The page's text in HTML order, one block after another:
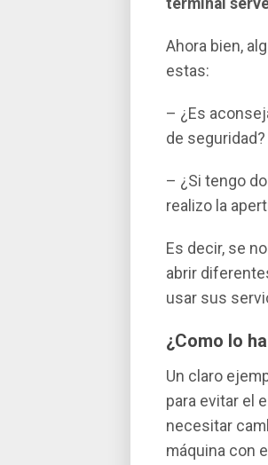
terminal
Ahora bien,
estas:
– ¿Es
de seguridad?
– ¿Si tengo
realizo la
Es decir, se
abrir
usar sus
¿Como lo
Un claro
para evitar el
necesitar
máquina con